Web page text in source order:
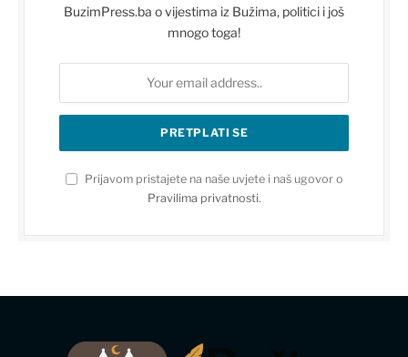
BuzimPress.ba o vijestima iz Bužima, politici i još
mnogo toga!
Prijavom pristajete na naše uvjete i naš ugovor o
Pravilima privatnosti.